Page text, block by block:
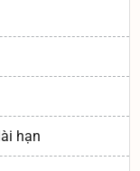
hạn